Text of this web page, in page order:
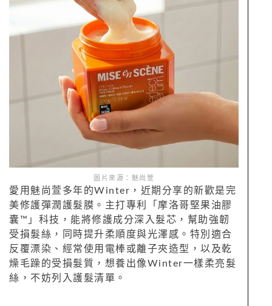
圖片來源：魅尚萱
愛用魅尚萱多年的Winter，近期分享的新歡是完
美修護彈潤護髮膜。主打專利「摩洛哥堅果油膠
囊™」科技，能將修護成分深入髮芯，幫助強韌
受損髮絲，同時提升柔順度與光澤感。特別適合
反覆漂染、經常使用電棒或離子夾造型，以及乾
燥毛躁的受損髮質，想養出像Winter一樣柔亮髮
絲，不妨列入護髮清單。